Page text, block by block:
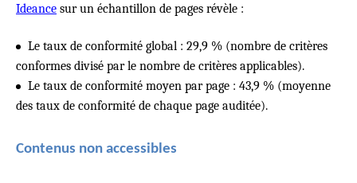
Ideance sur un échantillon de pages révèle :
Le taux de conformité global : 29,9 % (nombre de critères
conformes divisé par le nombre de critères applicables).
Le taux de conformité moyen par page : 43,9 % (moyenne
des taux de conformité de chaque page auditée).
Contenus non accessibles